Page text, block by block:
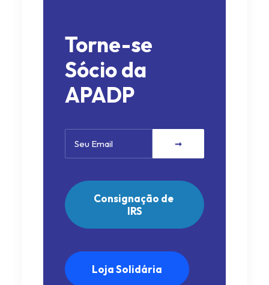
Torne-se
Sócio da
APADP
Consignação de
IRS
Loja Solidária